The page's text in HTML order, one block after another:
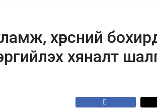
хөрсний
хяналт